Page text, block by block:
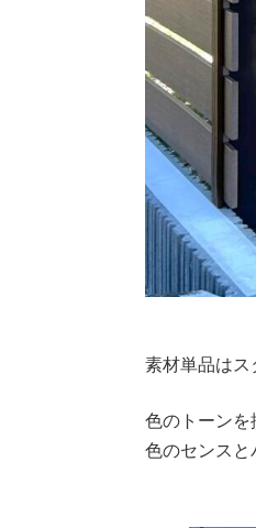
素材単品はス
色のトーンを
色のセンスと